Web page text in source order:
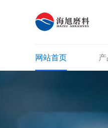
网站首页